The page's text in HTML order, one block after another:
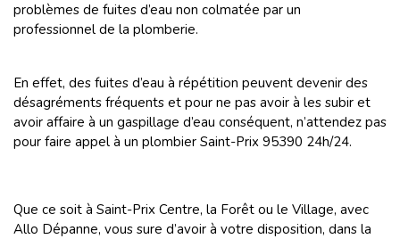
problèmes de fuites d’eau non colmatée par un
professionnel de la plomberie.
En effet, des fuites d’eau à répétition peuvent devenir des
désagréments fréquents et pour ne pas avoir à les subir et
avoir affaire à un gaspillage d’eau conséquent, n’attendez pas
pour faire appel à un plombier Saint-Prix 95390 24h/24.
Que ce soit à Saint-Prix Centre, la Forêt ou le Village, avec
Allo Dépanne, vous sure d’avoir à votre disposition, dans la